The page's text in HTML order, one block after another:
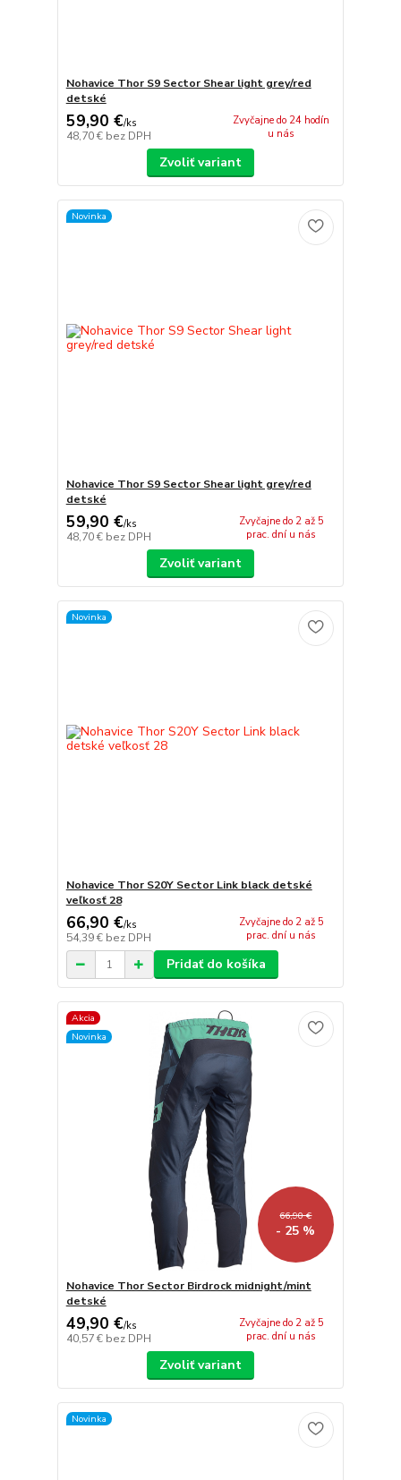
Nohavice Thor S9 Sector Shear light grey/red
detské
59,90 €/ks
48,70 € bez DPH
Zvyčajne do 24 hodín
u nás
Zvoliť variant
Novinka
Nohavice Thor S9 Sector Shear light grey/red
detské
59,90 €/ks
48,70 € bez DPH
Zvyčajne do 2 až 5
prac. dní u nás
Zvoliť variant
Novinka
Nohavice Thor S20Y Sector Link black detské
veľkosť 28
66,90 €/ks
54,39 € bez DPH
Zvyčajne do 2 až 5
prac. dní u nás
Pridať do košíka
Akcia
Novinka
66,90 €
- 25 %
Nohavice Thor Sector Birdrock midnight/mint
detské
49,90 €/ks
40,57 € bez DPH
Zvyčajne do 2 až 5
prac. dní u nás
Zvoliť variant
Novinka